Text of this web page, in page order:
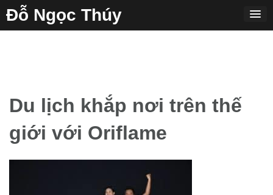
to
content
Đỗ Ngọc Thúy
Du lịch khắp nơi trên thế
giới với Oriflame